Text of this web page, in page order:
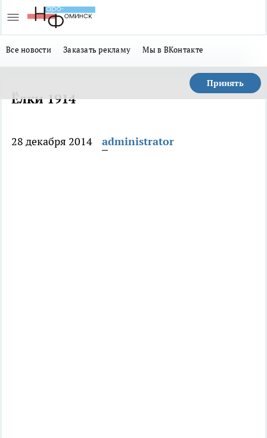
Все новости Заказать рекламу Мы в ВКонтакте
Принять
Ёлки 1914
28 декабря 2014 administrator